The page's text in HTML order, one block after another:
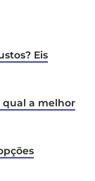
Eis
qual a melhor